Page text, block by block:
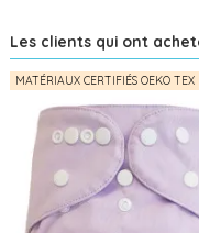
Les clients qui ont
MATÉRIAUX CERTIFIÉS OEKO TEX